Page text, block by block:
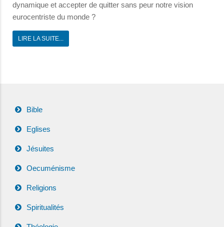
dynamique et accepter de quitter sans peur notre vision
eurocentriste du monde ?
LIRE LA SUITE...
Bible
Eglises
Jésuites
Oecuménisme
Religions
Spiritualités